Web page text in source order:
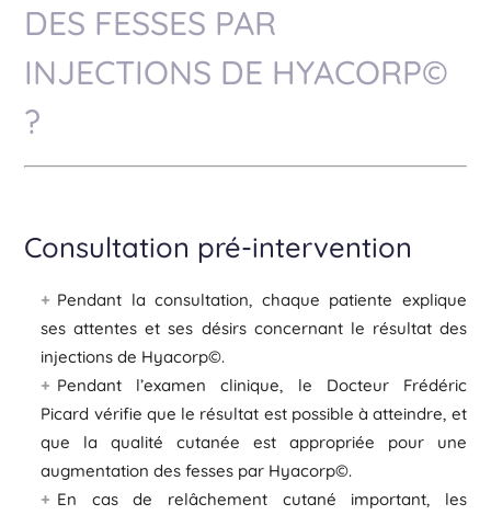
DES FESSES PAR
INJECTIONS DE HYACORP©
?
Consultation pré-intervention
Pendant la consultation, chaque patiente explique
ses attentes et ses désirs concernant le résultat des
injections de Hyacorp©.
Pendant l’examen clinique, le Docteur Frédéric
Picard vérifie que le résultat est possible à atteindre, et
que la qualité cutanée est appropriée pour une
augmentation des fesses par Hyacorp©.
En cas de relâchement cutané important, les